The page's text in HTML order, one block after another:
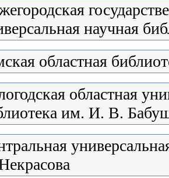
научная
областная
областная
им. И. В.